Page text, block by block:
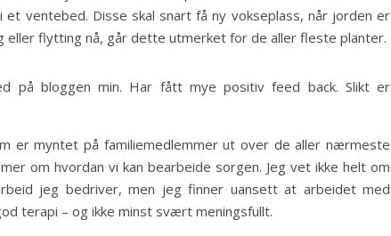
ventebed. Disse skal snart få ny vokseplass, når jorden er
flytting nå, går dette utmerket for de aller fleste planter.
på bloggen min. Har fått mye positiv feed back. Slikt er
er myntet på familiemedlemmer ut over de aller nærmeste
om hvordan vi kan bearbeide sorgen. Jeg vet ikke helt om
jeg bedriver, men jeg finner uansett at arbeidet med
terapi – og ikke minst svært meningsfullt.